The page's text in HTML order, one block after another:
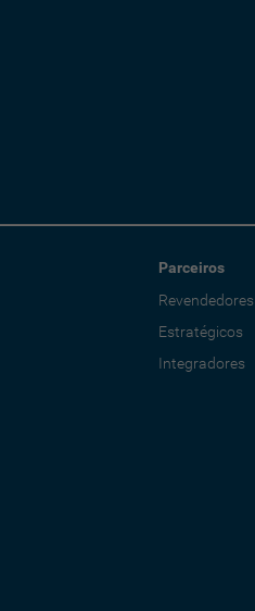
Parceiros
Revendedores
Estratégicos
Integradores